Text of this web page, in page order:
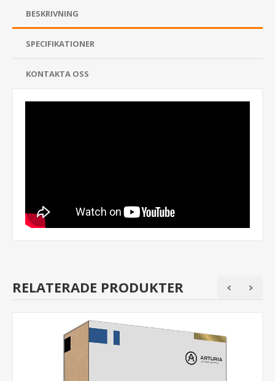
BESKRIVNING
SPECIFIKATIONER
KONTAKTA OSS
RELATERADE PRODUKTER